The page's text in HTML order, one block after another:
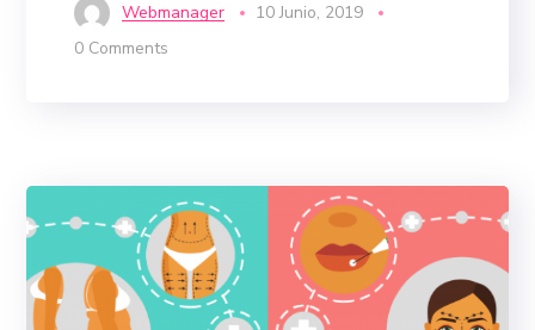
Webmanager
10 Junio, 2019
0 Comments